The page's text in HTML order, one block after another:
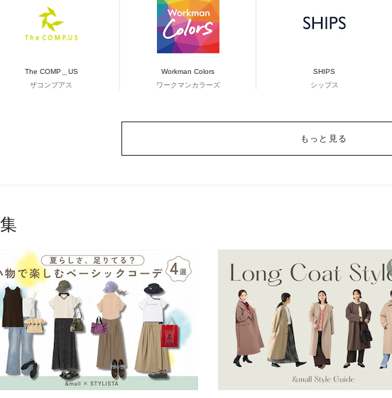
The COMP＿US
ザコンプアス
Workman Colors
ワークマンカラーズ
SHIPS
シップス
もっと見る